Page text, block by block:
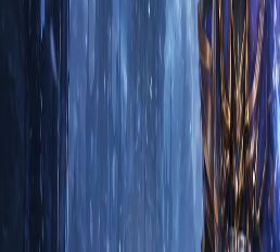
Гайд на Чародея:
Метеор
1. Вступление Чародей
Diablo 3 — это класс, который
Шаэль Безмолвный